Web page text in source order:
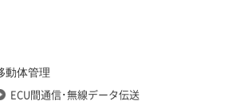
動体管理
ECU間通信･無線データ伝送